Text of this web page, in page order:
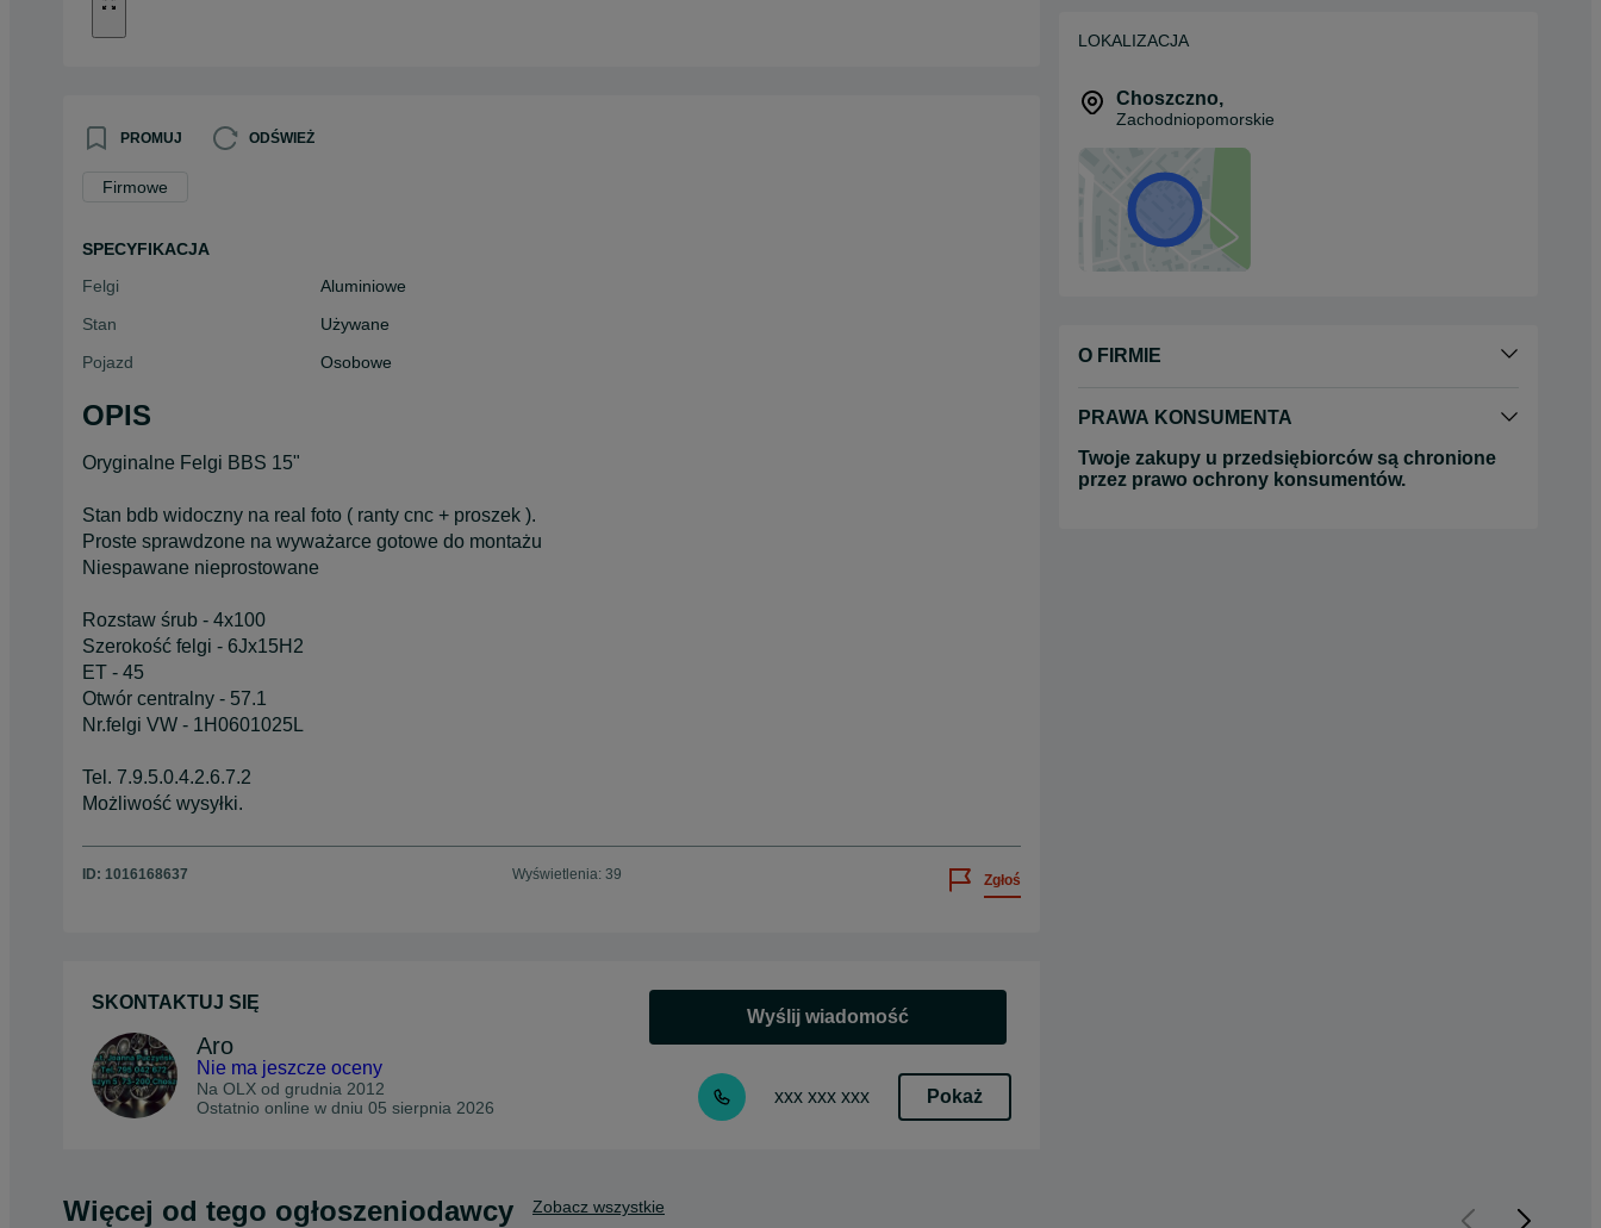
PROMUJ ODŚWIEŻ
Firmowe
SPECYFIKACJA
Felgi
Aluminiowe
Stan
Używane
Pojazd
Osobowe
OPIS
Oryginalne Felgi BBS 15"
Stan bdb widoczny na real foto ( ranty cnc + proszek ).
Proste sprawdzone na wyważarce gotowe do montażu
Niespawane nieprostowane
Rozstaw śrub - 4x100
Szerokość felgi - 6Jx15H2
ET - 45
Otwór centralny - 57.1
Nr.felgi VW - 1H0601025L
Tel. 7.9.5.0.4.2.6.7.2
Możliwość wysyłki.
ID: 1016168637 Wyświetlenia: 39 Zgłoś
SKONTAKTUJ SIĘ
Aro
Nie ma jeszcze oceny
Na OLX od grudnia 2012
Ostatnio online w dniu 05 sierpnia 2026
Wyślij wiadomość
xxx xxx xxx Pokaż
LOKALIZACJA
Choszczno,
Zachodniopomorskie
O FIRMIE
PRAWA KONSUMENTA
Twoje zakupy u przedsiębiorców są chronione
przez prawo ochrony konsumentów.
Więcej od tego ogłoszeniodawcy Zobacz wszystkie